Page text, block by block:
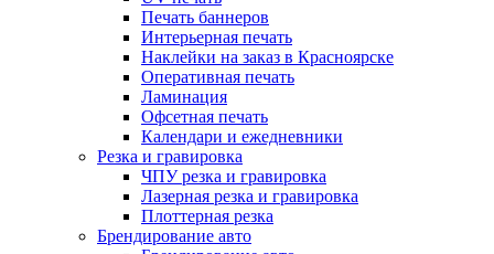
Печать баннеров
Интерьерная печать
Наклейки на заказ в Красноярске
Оперативная печать
Ламинация
Офсетная печать
Календари и ежедневники
Резка и гравировка
ЧПУ резка и гравировка
Лазерная резка и гравировка
Плоттерная резка
Брендирование авто